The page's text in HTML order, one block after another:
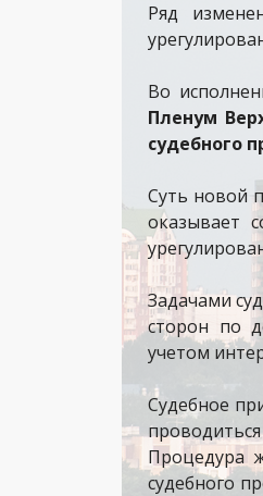
Ряд
Во
Пленум
судебного
Суть новой
оказывает
Задачами
сторон по
учетом
Судебное
Процедура
судебного